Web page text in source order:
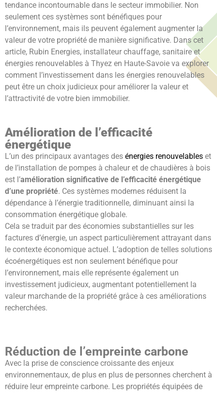
tendance incontournable dans le secteur immobilier. Non
seulement ces systèmes sont bénéfiques pour
l’environnement, mais ils peuvent également augmenter la
valeur de votre propriété de manière significative. Dans cet
article, Rubin Energies, installateur chauffage, sanitaire et
énergies renouvelables à Thyez en Haute-Savoie va explorer
comment l’investissement dans les énergies renouvelables
peut être un choix judicieux pour améliorer la valeur et
l’attractivité de votre bien immobilier.
Amélioration de l’efficacité
énergétique
L’un des principaux avantages des énergies renouvelables et
de l’installation de pompes à chaleur et de chaudières à bois
est l’amélioration significative de l’efficacité énergétique
d’une propriété. Ces systèmes modernes réduisent la
dépendance à l’énergie traditionnelle, diminuant ainsi la
consommation énergétique globale.
Cela se traduit par des économies substantielles sur les
factures d’énergie, un aspect particulièrement attrayant dans
le contexte économique actuel. L’adoption de telles solutions
écoénergétiques est non seulement bénéfique pour
l’environnement, mais elle représente également un
investissement judicieux, augmentant potentiellement la
valeur marchande de la propriété grâce à ces améliorations
recherchées.
Réduction de l’empreinte carbone
Avec la prise de conscience croissante des enjeux
environnementaux, de plus en plus de personnes cherchent à
réduire leur empreinte carbone. Les propriétés équipées de